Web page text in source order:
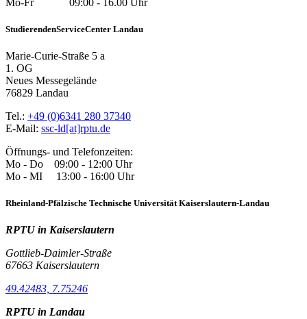
StudierendenServiceCenter Landau
Marie-Curie-Straße 5 a
1. OG
Neues Messegelände
76829 Landau
Tel.: +49 (0)6341 280 37340
E-Mail: ssc-ld[at]rptu.de
Öffnungs- und Telefonzeiten:
Mo - Do 09:00 - 12:00 Uhr
Mo - MI 13:00 - 16:00 Uhr
Rheinland-Pfälzische Technische Universität Kaiserslautern-Landau
RPTU in Kaiserslautern
Gottlieb-Daimler-Straße
67663 Kaiserslautern
49.42483, 7.75246
RPTU in Landau